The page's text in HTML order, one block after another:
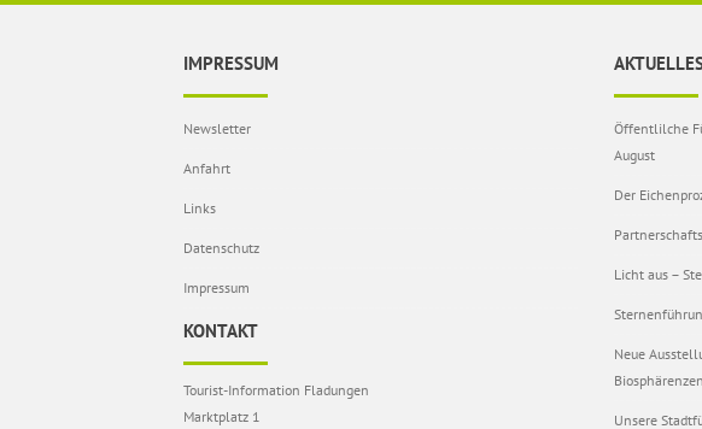
IMPRESSUM
Newsletter
Anfahrt
Links
Datenschutz
Impressum
KONTAKT
Tourist-Information Fladungen
Marktplatz 1
Öffentlilche
August
Der
Licht aus –
Neue
Unsere